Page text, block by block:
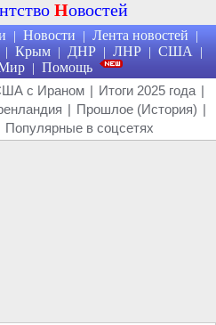
Новостей
| Новости | Лента новостей |
| Крым | ДНР | ЛНР | США |
| Помощь
с Ираном | Итоги 2025 года |
| Прошлое (История) |
Популярные в соцсетях